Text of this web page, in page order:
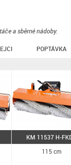
a sběrné nádoby.
POPTÁVKA
KM 11537 H-
115 cm